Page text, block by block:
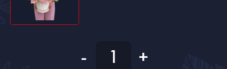
- +